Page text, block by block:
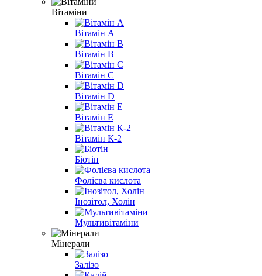
Вітаміни
Вітамін A
Вітамін B
Вітамін С
Вітамін D
Вітамін E
Вітамін К-2
Біотін
Фолієва кислота
Інозітол, Холін
Мультивітаміни
Мінерали
Залізо